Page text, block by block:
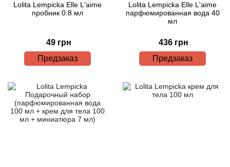
Lolita Lempicka Elle L'aime
пробник 0.8 мл
49 грн
Предзаказ
Lolita Lempicka Elle L'aime
парфюмированная вода 40
мл
436 грн
Предзаказ